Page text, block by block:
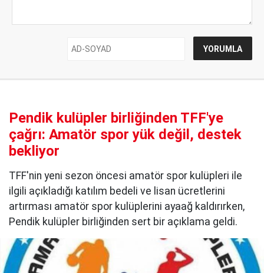
Pendik kulüpler birliğinden TFF'ye
çağrı: Amatör spor yük değil, destek
bekliyor
TFF'nin yeni sezon öncesi amatör spor kulüpleri ile
ilgili açıkladığı katılım bedeli ve lisan ücretlerini
artırması amatör spor kulüplerini ayaağ kaldırırken,
Pendik kulüpler birliğinden sert bir açıklama geldi.